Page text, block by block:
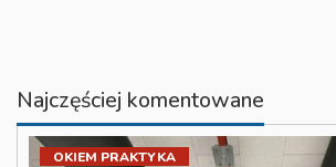
Najczęściej komentowane
OKIEM PRAKTYKA